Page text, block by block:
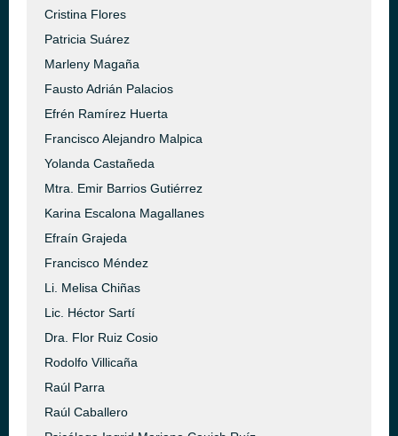
Cristina Flores
Patricia Suárez
Marleny Magaña
Fausto Adrián Palacios
Efrén Ramírez Huerta
Francisco Alejandro Malpica
Yolanda Castañeda
Mtra. Emir Barrios Gutiérrez
Karina Escalona Magallanes
Efraín Grajeda
Francisco Méndez
Li. Melisa Chiñas
Lic. Héctor Sartí
Dra. Flor Ruiz Cosio
Rodolfo Villicaña
Raúl Parra
Raúl Caballero